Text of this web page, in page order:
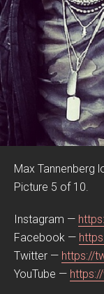
Max Tannenberg
Picture 5 of 10.
Instagram —
Facebook —
Twitter — https://
YouTube —